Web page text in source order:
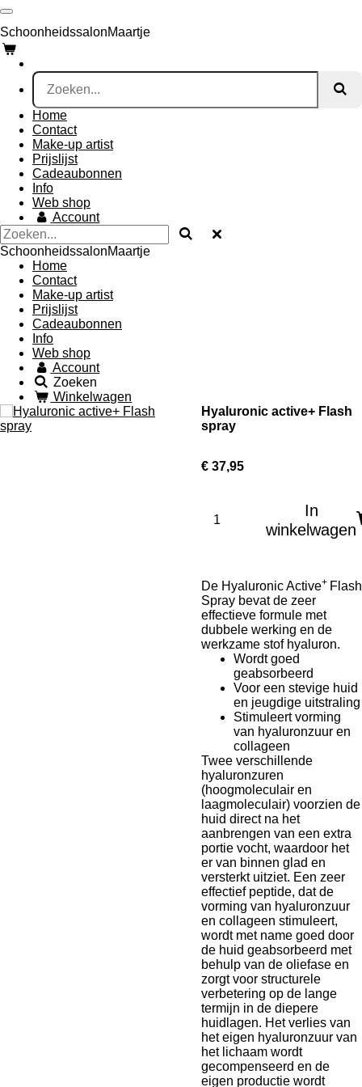
Ga
direct
naar
de
hoofdinhoud
SchoonheidssalonMaartje
Home
Contact
Make-up artist
Prijslijst
Cadeaubonnen
Info
Web shop
Account
SchoonheidssalonMaartje
Home
Contact
Make-up artist
Prijslijst
Cadeaubonnen
Info
Web shop
Account
Zoeken
Winkelwagen
Hyaluronic active+ Flash
spray
€ 37,95
In
winkelwagen
De Hyaluronic Active+ Flash
Spray bevat de zeer
effectieve formule met
dubbele werking en de
werkzame stof hyaluron.
Wordt goed
geabsorbeerd
Voor een stevige huid
en jeugdige uitstraling
Stimuleert vorming
van hyaluronzuur en
collageen
Twee verschillende
hyaluronzuren
(hoogmoleculair en
laagmoleculair) voorzien de
huid direct na het
aanbrengen van een extra
portie vocht, waardoor het
er van binnen glad en
versterkt uitziet. Een zeer
effectief peptide, dat de
vorming van hyaluronzuur
en collageen stimuleert,
wordt met name goed door
de huid geabsorbeerd met
behulp van de oliefase en
zorgt voor structurele
verbetering op de lange
termijn in de diepere
huidlagen. Het verlies van
het eigen hyaluronzuur van
het lichaam wordt
gecompenseerd en de
eigen productie wordt